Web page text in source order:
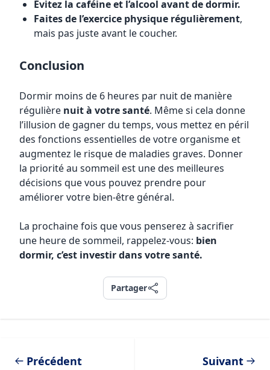
Évitez la caféine et l’alcool avant de dormir.
Faites de l’exercice physique régulièrement,
mais pas juste avant le coucher.
Conclusion
Dormir moins de 6 heures par nuit de manière
régulière nuit à votre santé. Même si cela donne
l’illusion de gagner du temps, vous mettez en péril
des fonctions essentielles de votre organisme et
augmentez le risque de maladies graves. Donner
la priorité au sommeil est une des meilleures
décisions que vous pouvez prendre pour
améliorer votre bien-être général.
La prochaine fois que vous penserez à sacrifier
une heure de sommeil, rappelez-vous: bien
dormir, c’est investir dans votre santé.
Partager
Partager
Précédent Suivant